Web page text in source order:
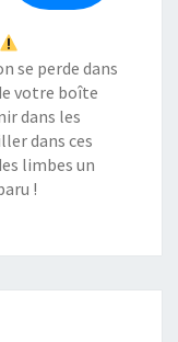
se perde dans
votre boîte
dans les
dans ces
limbes un
!